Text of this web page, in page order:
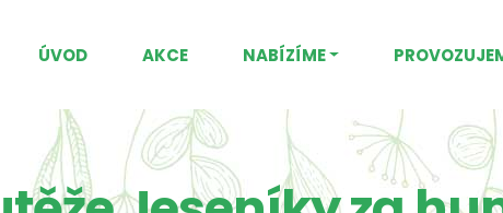
ÚVOD AKCE NABÍZÍME